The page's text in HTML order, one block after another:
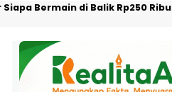
Bermain di Balik Rp250 Ribu